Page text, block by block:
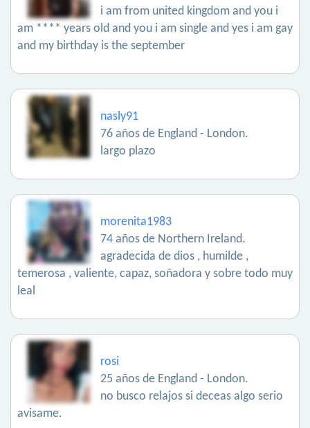
i am from united kingdom and you i
am **** years old and you i am single and yes i am gay
and my birthday is the september
nasly91
76 años de England - London.
largo plazo
morenita1983
74 años de Northern Ireland.
agradecida de dios , humilde ,
temerosa , valiente, capaz, soñadora y sobre todo muy
leal
rosi
25 años de England - London.
no busco relajos si deceas algo serio
avisame.